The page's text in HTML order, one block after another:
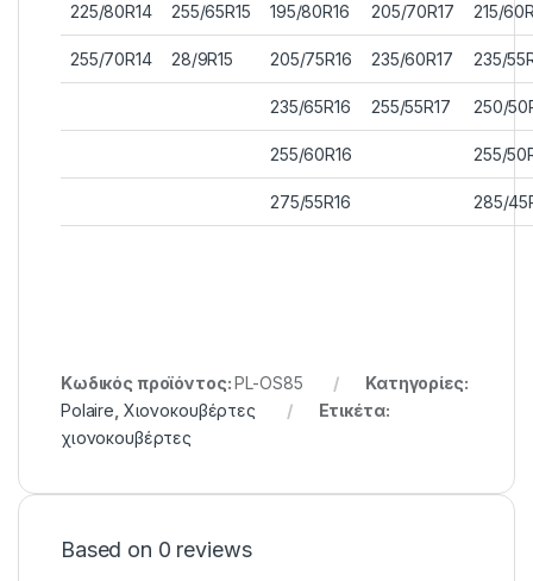
225/80R14 255/65R15 195/80R16 205/70R17 215/
255/70R14 28/9R15 205/75R16 235/60R17 235/
235/65R16 255/55R17 250/
255/60R16 255/
275/55R16 285/
Κωδικός προϊόντος:PL-OS85
Κατηγορίες:
Polaire Χιονοκουβέρτες
Ετικέτα:
χιονοκουβέρτες
Based on 0 reviews